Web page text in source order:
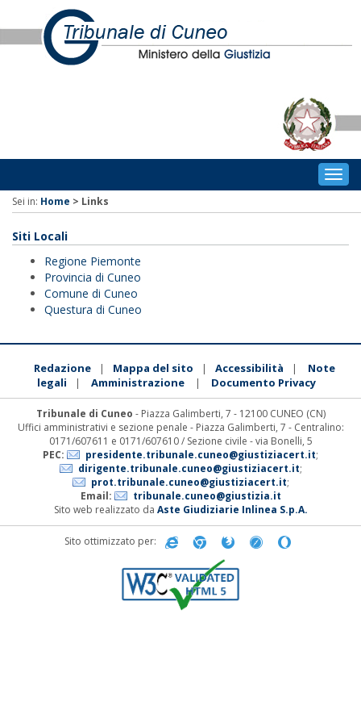
Sei in: Home > Links
Siti Locali
Regione Piemonte
Provincia di Cuneo
Comune di Cuneo
Questura di Cuneo
Redazione | Mappa del sito | Accessibilità |
Note
legali
| Amministrazione | Documento Privacy
Tribunale di Cuneo - Piazza Galimberti, 7 - 12100 CUNEO (CN)
Uffici amministrativi e sezione penale - Piazza Galimberti, 7 - Centralino:
0171/607611 e 0171/607610 / Sezione civile - via Bonelli, 5
PEC:
presidente.tribunale.cuneo@giustiziacert.it;
dirigente.tribunale.cuneo@giustiziacert.it;
prot.tribunale.cuneo@giustiziacert.it;
Email:
tribunale.cuneo@giustizia.it
Sito web realizzato da Aste Giudiziarie Inlinea S.p.A.
Sito ottimizzato per: